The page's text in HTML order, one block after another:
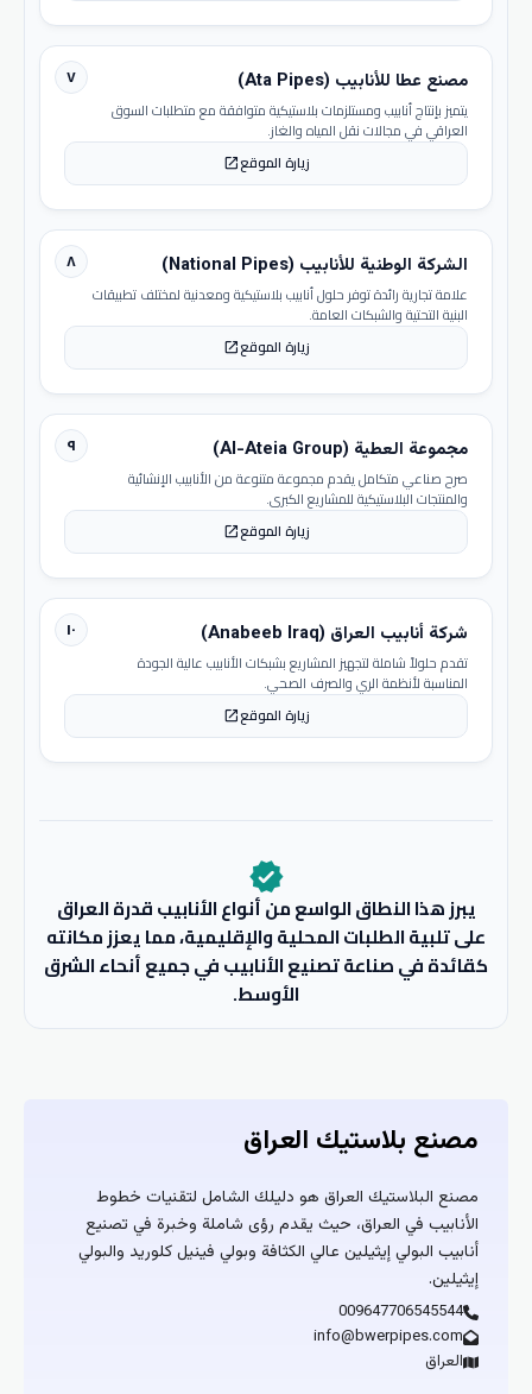
٧ مصنع عطا للأنابيب (Ata Pipes)
يتميز بإنتاج أنابيب ومستلزمات بلاستيكية متوافقة مع متطلبات السوق
العراقي في مجالات نقل المياه والغاز.
زيارة الموقعopen_in_new
٨ الشركة الوطنية للأنابيب (National Pipes)
علامة تجارية رائدة توفر حلول أنابيب بلاستيكية ومعدنية لمختلف تطبيقات
البنية التحتية والشبكات العامة.
زيارة الموقعopen_in_new
٩ مجموعة العطية (Al-Ateia Group)
صرح صناعي متكامل يقدم مجموعة متنوعة من الأنابيب الإنشائية
والمنتجات البلاستيكية للمشاريع الكبرى.
زيارة الموقعopen_in_new
١٠ شركة أنابيب العراق (Anabeeb Iraq)
تقدم حلولاً شاملة لتجهيز المشاريع بشبكات الأنابيب عالية الجودة
المناسبة لأنظمة الري والصرف الصحي.
زيارة الموقعopen_in_new
verified
يبرز هذا النطاق الواسع من أنواع الأنابيب قدرة العراق
على تلبية الطلبات المحلية والإقليمية، مما يعزز مكانته
كقائدة في صناعة تصنيع الأنابيب في جميع أنحاء الشرق
الأوسط.
مصنع بلاستيك العراق
مصنع البلاستيك العراق هو دليلك الشامل لتقنيات خطوط
الأنابيب في العراق، حيث يقدم رؤى شاملة وخبرة في تصنيع
أنابيب البولي إيثيلين عالي الكثافة وبولي فينيل كلوريد والبولي
إيثيلين.
009647706545544
info@bwerpipes.com
العراق